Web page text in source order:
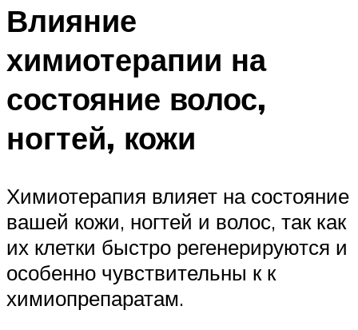
Влияние
химиотерапии на
состояние волос,
ногтей, кожи
Химиотерапия влияет на состояние
вашей кожи, ногтей и волос, так как
их клетки быстро регенерируются и
особенно чувствительны к к
химиопрепаратам.